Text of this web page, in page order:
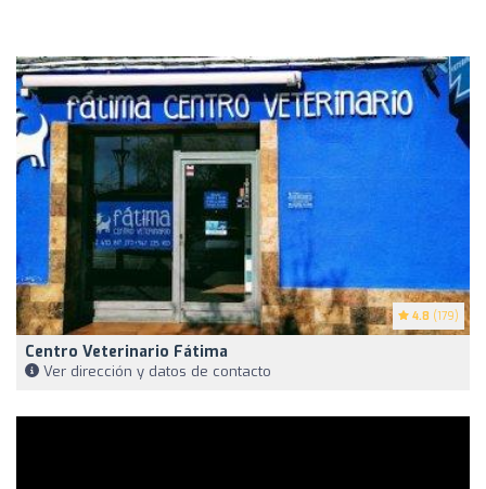
4.8 (179)
Centro Veterinario Fátima
Ver dirección y datos de contacto